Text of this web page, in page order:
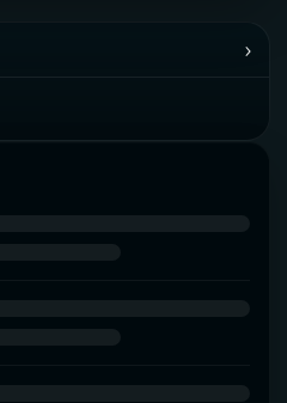
›